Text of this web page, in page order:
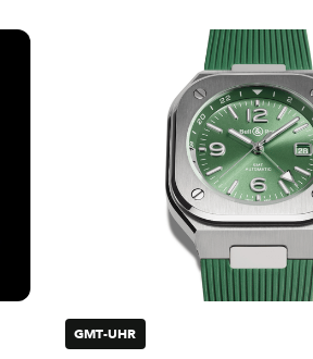
GMT-UHR